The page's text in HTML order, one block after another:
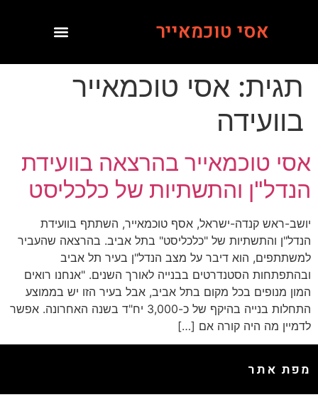
אסי טוכמאייר
תגית: אסי טוכמאייר
בוועידה
אסי טוכמאייר בהרצאה בוועידת
הנדל"ן והתשתיות של כלכליסט
יושב-ראש קנדה-ישראל, אסף טוכמאייר, השתתף בוועידת
הנדל"ן והתשתיות של "כלכליסט" בתל אביב. בהרצאה שהעביר
למשתתפים, הוא דיבר על מצב הנדל"ן בעיר תל אביב
ובהתפתחות הסטנדרטים בבנייה לאורך השנים. "אנחנו רואים
המון מנופים בכל מקום בתל אביב, אבל בעיר הזו יש בממוצע
התחלות בנייה בהיקף של כ-3,000 יח"ד בשנה האחרונה. אפשר
לדמיין מה היה קורה אם […]
מפת אתר